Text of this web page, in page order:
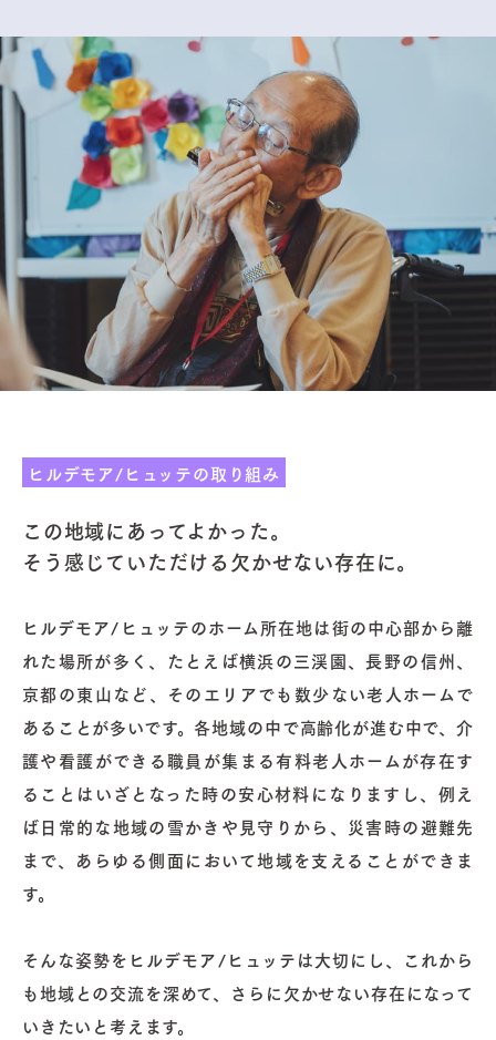
ヒルデモア/ヒュッテの取り組み
この地域にあってよかった。
そう感じていただける欠かせない存在に。
ヒルデモア/ヒュッテのホーム所在地は街の中心部から離
れた場所が多く、たとえば横浜の三渓園、長野の信州、
京都の東山など、そのエリアでも数少ない老人ホームで
あることが多いです。各地域の中で高齢化が進む中で、介
護や看護ができる職員が集まる有料老人ホームが存在す
ることはいざとなった時の安心材料になりますし、例え
ば日常的な地域の雪かきや見守りから、災害時の避難先
まで、あらゆる側面において地域を支えることができま
す。
そんな姿勢をヒルデモア/ヒュッテは大切にし、これから
も地域との交流を深めて、さらに欠かせない存在になって
いきたいと考えます。